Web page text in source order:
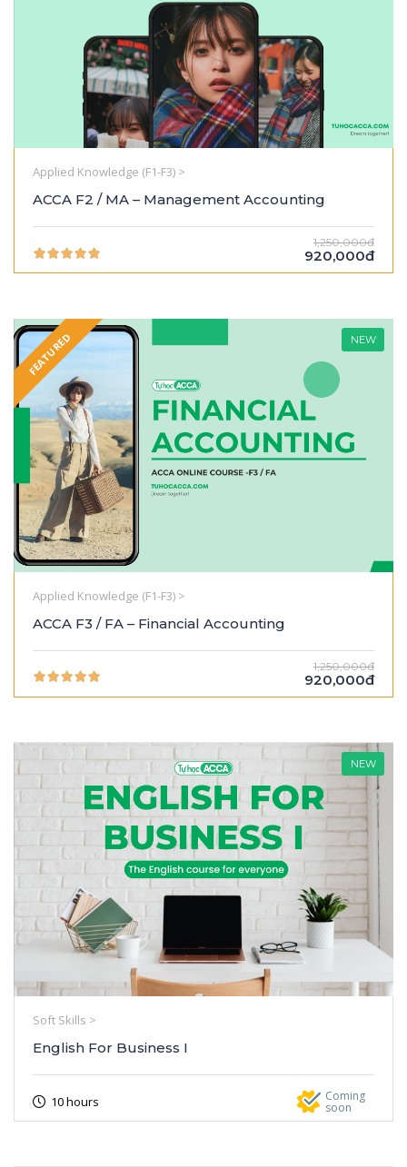
Applied Knowledge (F1-F3) >
ACCA F2 / MA – Management Accounting
1,250,000đ
920,000đ
FEATURED NEW
Applied Knowledge (F1-F3) >
ACCA F3 / FA – Financial Accounting
1,250,000đ
920,000đ
NEW
Soft Skills >
English For Business I
10 hours Coming
soon